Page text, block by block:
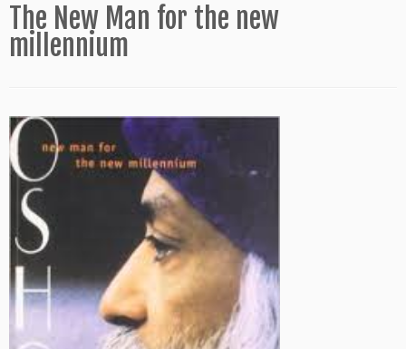
The New Man for the new
millennium